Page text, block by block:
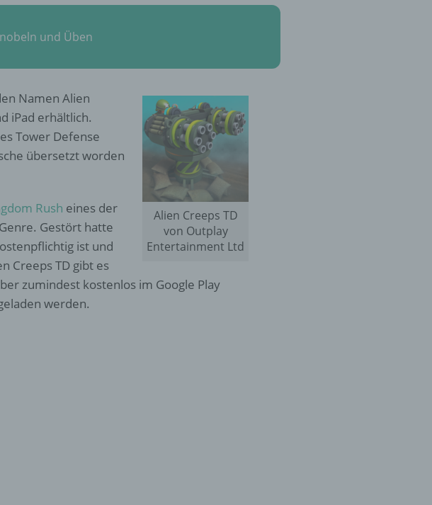
und Üben
Alien Creeps TD
von Outplay
Entertainment Ltd
Namen Alien
iPad erhältlich.
Tower Defense
übersetzt worden
Rush eines der
Gestört hatte
ist und
Creeps TD gibt es
zumindest kostenlos im Google Play
werden.